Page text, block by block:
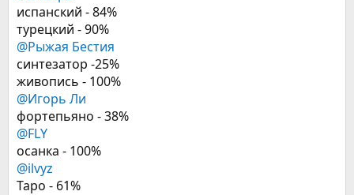
испанский - 84%
турецкий - 90%
@Рыжая Бестия
синтезатор -25%
живопись - 100%
@Игорь Ли
фортепьяно - 38%
@FLY
осанка - 100%
@ilvyz
Таро - 61%